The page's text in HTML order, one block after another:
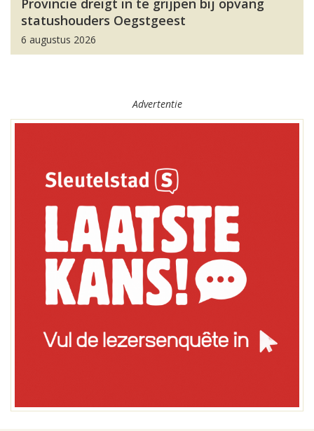
Provincie dreigt in te grijpen bij opvang
statushouders Oegstgeest
6 augustus 2026
Advertentie